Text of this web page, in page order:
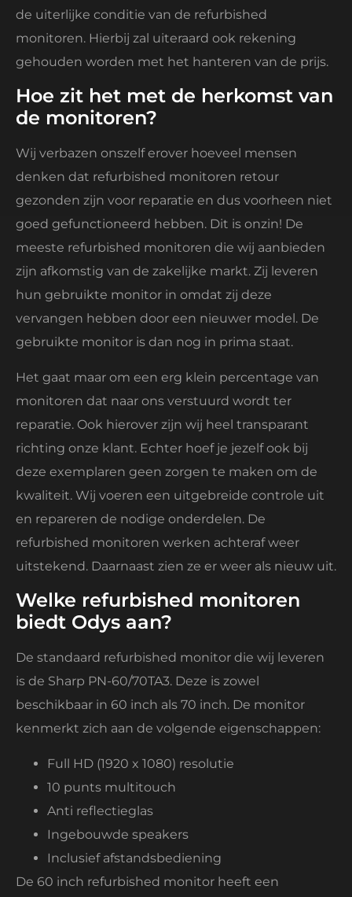
de uiterlijke conditie van de refurbished
monitoren. Hierbij zal uiteraard ook rekening
gehouden worden met het hanteren van de prijs.
Hoe zit het met de herkomst van
de monitoren?
Wij verbazen onszelf erover hoeveel mensen
denken dat refurbished monitoren retour
gezonden zijn voor reparatie en dus voorheen niet
goed gefunctioneerd hebben. Dit is onzin! De
meeste refurbished monitoren die wij aanbieden
zijn afkomstig van de zakelijke markt. Zij leveren
hun gebruikte monitor in omdat zij deze
vervangen hebben door een nieuwer model. De
gebruikte monitor is dan nog in prima staat.
Het gaat maar om een erg klein percentage van
monitoren dat naar ons verstuurd wordt ter
reparatie. Ook hierover zijn wij heel transparant
richting onze klant. Echter hoef je jezelf ook bij
deze exemplaren geen zorgen te maken om de
kwaliteit. Wij voeren een uitgebreide controle uit
en repareren de nodige onderdelen. De
refurbished monitoren werken achteraf weer
uitstekend. Daarnaast zien ze er weer als nieuw uit.
Welke refurbished monitoren
biedt Odys aan?
De standaard refurbished monitor die wij leveren
is de Sharp PN-60/70TA3. Deze is zowel
beschikbaar in 60 inch als 70 inch. De monitor
kenmerkt zich aan de volgende eigenschappen:
Full HD (1920 x 1080) resolutie
10 punts multitouch
Anti reflectieglas
Ingebouwde speakers
Inclusief afstandsbediening
De 60 inch refurbished monitor heeft een